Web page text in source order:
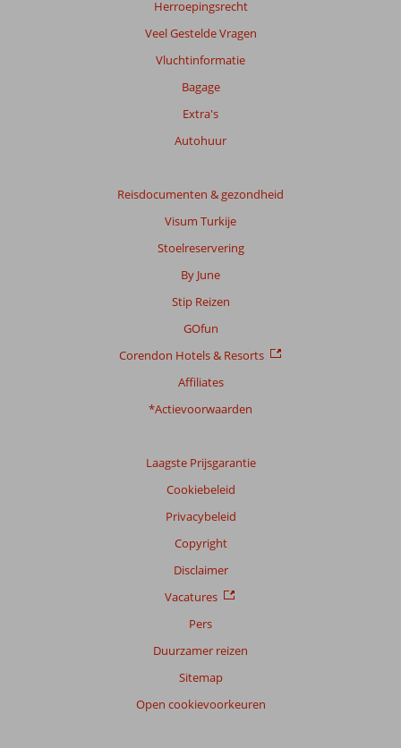
Herroepingsrecht
Veel Gestelde Vragen
Vluchtinformatie
Bagage
Extra's
Autohuur
Reisdocumenten & gezondheid
Visum Turkije
Stoelreservering
By June
Stip Reizen
GOfun
Corendon Hotels & Resorts
Affiliates
*Actievoorwaarden
Laagste Prijsgarantie
Cookiebeleid
Privacybeleid
Copyright
Disclaimer
Vacatures
Pers
Duurzamer reizen
Sitemap
Open cookievoorkeuren